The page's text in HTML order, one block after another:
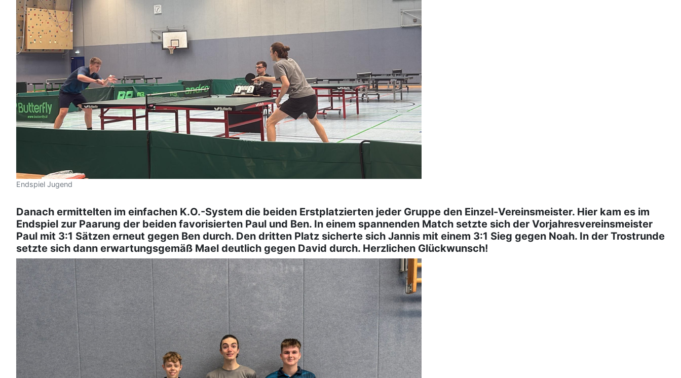
Endspiel Jugend
Danach ermittelten im einfachen K.O.-System die beiden Erstplatzierten jeder Gruppe den Einzel-Vereinsmeister. Hier kam es im
Endspiel zur Paarung der beiden favorisierten Paul und Ben. In einem spannenden Match setzte sich der Vorjahresvereinsmeister
Paul mit 3:1 Sätzen erneut gegen Ben durch. Den dritten Platz sicherte sich Jannis mit einem 3:1 Sieg gegen Noah. In der Trostrunde
setzte sich dann erwartungsgemäß Mael deutlich gegen David durch. Herzlichen Glückwunsch!